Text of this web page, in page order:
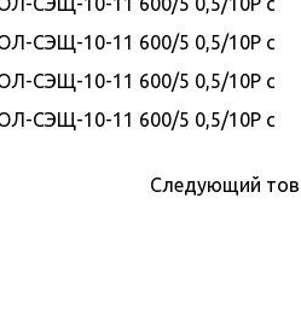
Следующий